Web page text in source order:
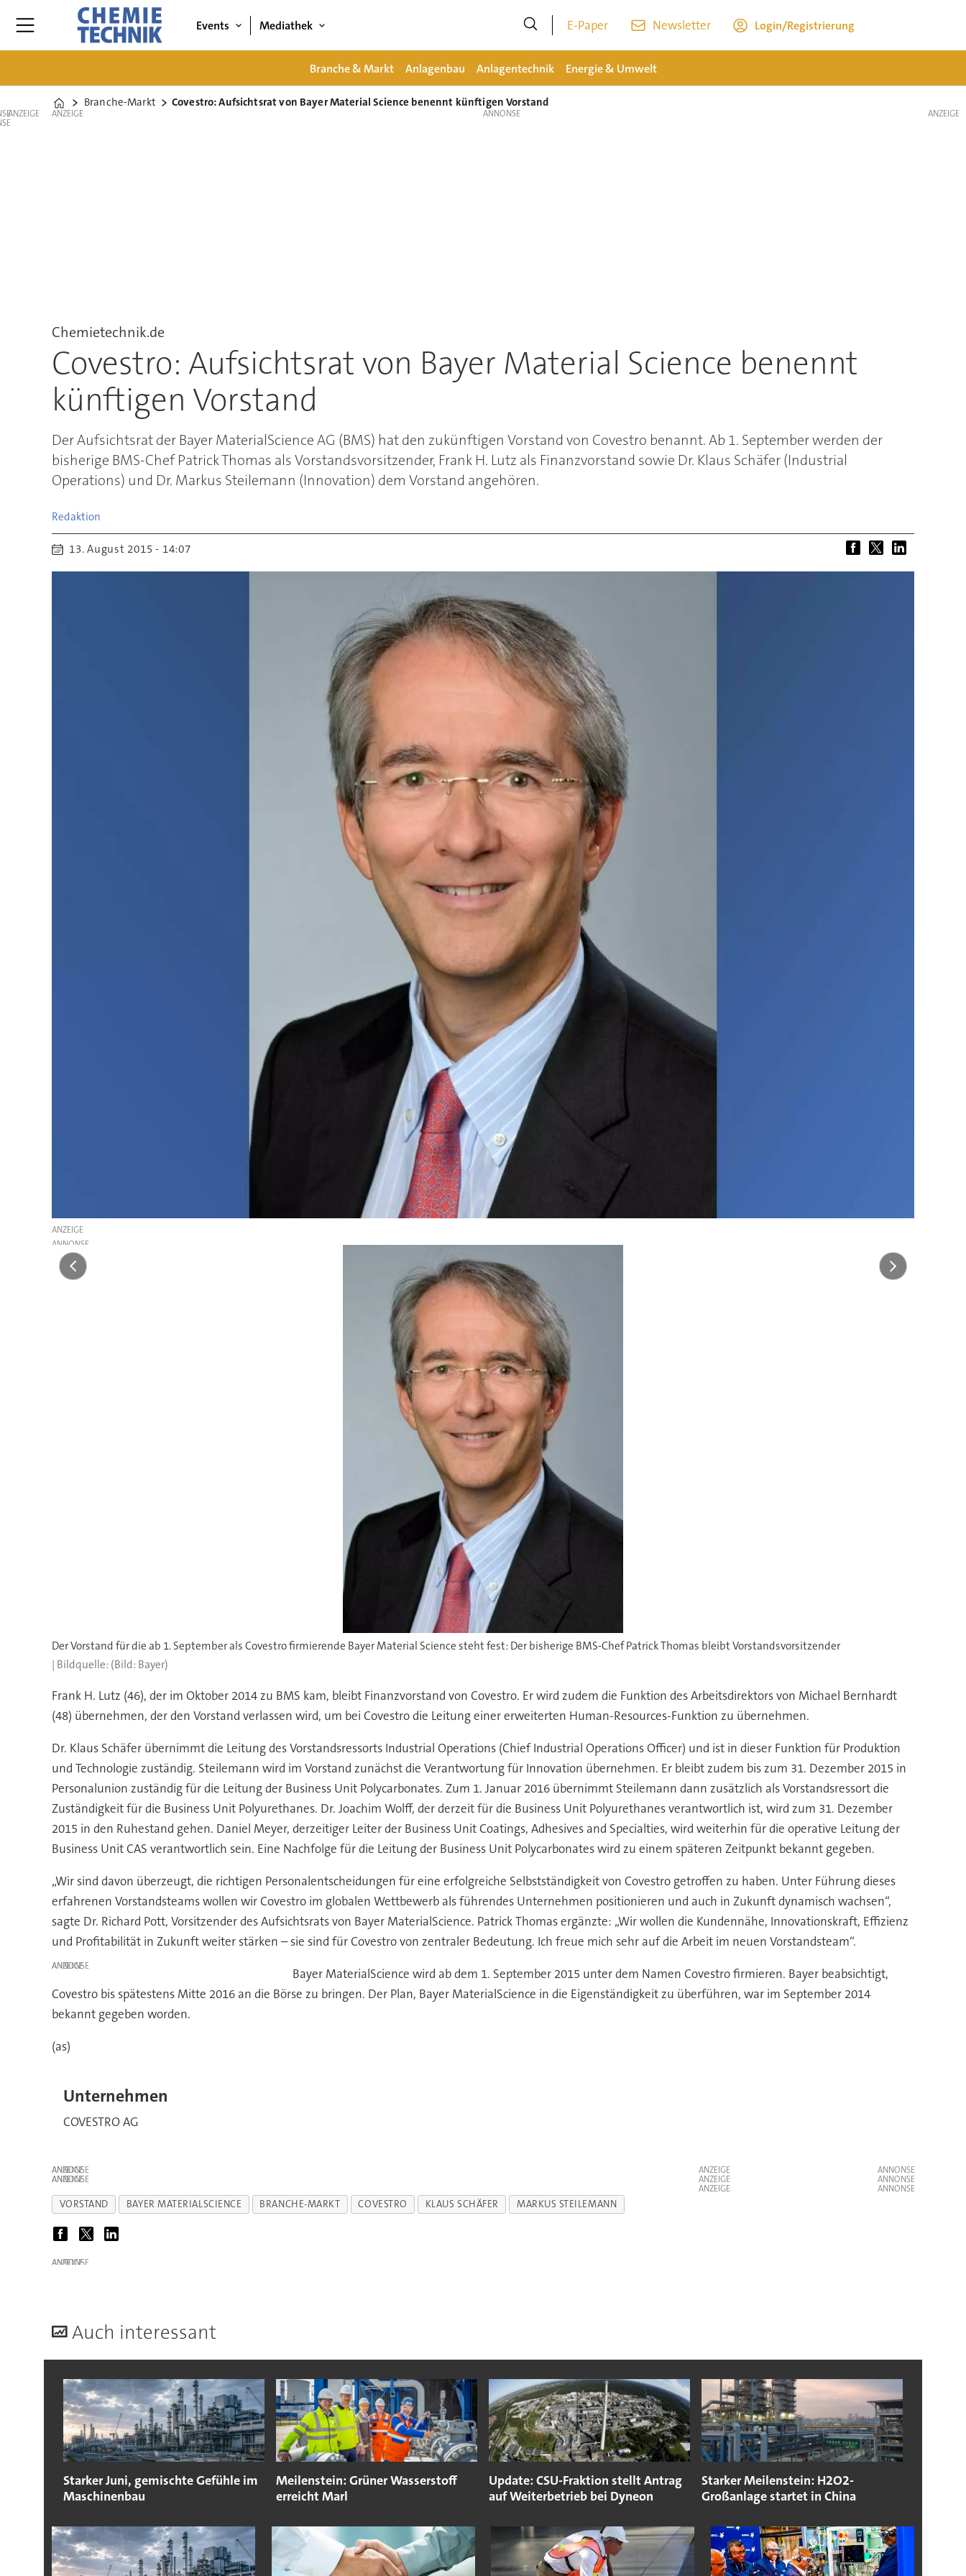
Events Mediathek E-Paper Newsletter Login/Registrierung
Branche & Markt Anlagenbau Anlagentechnik Energie & Umwelt
Home
Branche-Markt Covestro: Aufsichtsrat von Bayer Material Science benennt künftigen Vorstand
ANZEIGE ANZEIGE
Chemietechnik.de
Covestro: Aufsichtsrat von Bayer Material Science benennt
künftigen Vorstand
Der Aufsichtsrat der Bayer MaterialScience AG (BMS) hat den zukünftigen Vorstand von Covestro benannt. Ab 1. September werden der
bisherige BMS-Chef Patrick Thomas als Vorstandsvorsitzender, Frank H. Lutz als Finanzvorstand sowie Dr. Klaus Schäfer (Industrial
Operations) und Dr. Markus Steilemann (Innovation) dem Vorstand angehören.
Redaktion
13. August 2015 - 14:07
ANZEIGE
Der Vorstand für die ab 1. September als Covestro firmierende Bayer Material Science steht fest: Der bisherige BMS-Chef Patrick Thomas bleibt Vorstandsvorsitzender
(Bild: Bayer)
Frank H. Lutz (46), der im Oktober 2014 zu BMS kam, bleibt Finanzvorstand von Covestro. Er wird zudem die Funktion des Arbeitsdirektors von Michael Bernhardt
(48) übernehmen, der den Vorstand verlassen wird, um bei Covestro die Leitung einer erweiterten Human-Resources-Funktion zu übernehmen.
Dr. Klaus Schäfer übernimmt die Leitung des Vorstandsressorts Industrial Operations (Chief Industrial Operations Officer) und ist in dieser Funktion für Produktion
und Technologie zuständig. Steilemann wird im Vorstand zunächst die Verantwortung für Innovation übernehmen. Er bleibt zudem bis zum 31. Dezember 2015 in
Personalunion zuständig für die Leitung der Business Unit Polycarbonates. Zum 1. Januar 2016 übernimmt Steilemann dann zusätzlich als Vorstandsressort die
Zuständigkeit für die Business Unit Polyurethanes. Dr. Joachim Wolff, der derzeit für die Business Unit Polyurethanes verantwortlich ist, wird zum 31. Dezember
2015 in den Ruhestand gehen. Daniel Meyer, derzeitiger Leiter der Business Unit Coatings, Adhesives and Specialties, wird weiterhin für die operative Leitung der
Business Unit CAS verantwortlich sein. Eine Nachfolge für die Leitung der Business Unit Polycarbonates wird zu einem späteren Zeitpunkt bekannt gegeben.
„Wir sind davon überzeugt, die richtigen Personalentscheidungen für eine erfolgreiche Selbstständigkeit von Covestro getroffen zu haben. Unter Führung dieses
erfahrenen Vorstandsteams wollen wir Covestro im globalen Wettbewerb als führendes Unternehmen positionieren und auch in Zukunft dynamisch wachsen“,
sagte Dr. Richard Pott, Vorsitzender des Aufsichtsrats von Bayer MaterialScience. Patrick Thomas ergänzte: „Wir wollen die Kundennähe, Innovationskraft, Effizienz
und Profitabilität in Zukunft weiter stärken – sie sind für Covestro von zentraler Bedeutung. Ich freue mich sehr auf die Arbeit im neuen Vorstandsteam“.
ANZEIGE
Bayer MaterialScience wird ab dem 1. September 2015 unter dem Namen Covestro firmieren. Bayer beabsichtigt,
Covestro bis spätestens Mitte 2016 an die Börse zu bringen. Der Plan, Bayer MaterialScience in die Eigenständigkeit zu überführen, war im September 2014
bekannt gegeben worden.
(as)
Unternehmen
COVESTRO AG
ANZEIGE
ANZEIGE
ANZEIGE
ANZEIGE
ANZEIGE
VORSTAND BAYER MATERIALSCIENCE BRANCHE-MARKT COVESTRO KLAUS SCHÄFER MARKUS STEILEMANN
ANZEIGE
Auch interessant
Starker Juni, gemischte Gefühle im
Maschinenbau
Meilenstein: Grüner Wasserstoff
erreicht Marl
Update: CSU-Fraktion stellt Antrag
auf Weiterbetrieb bei Dyneon
Starker Meilenstein: H2O2-
Großanlage startet in China
ANZEIGE